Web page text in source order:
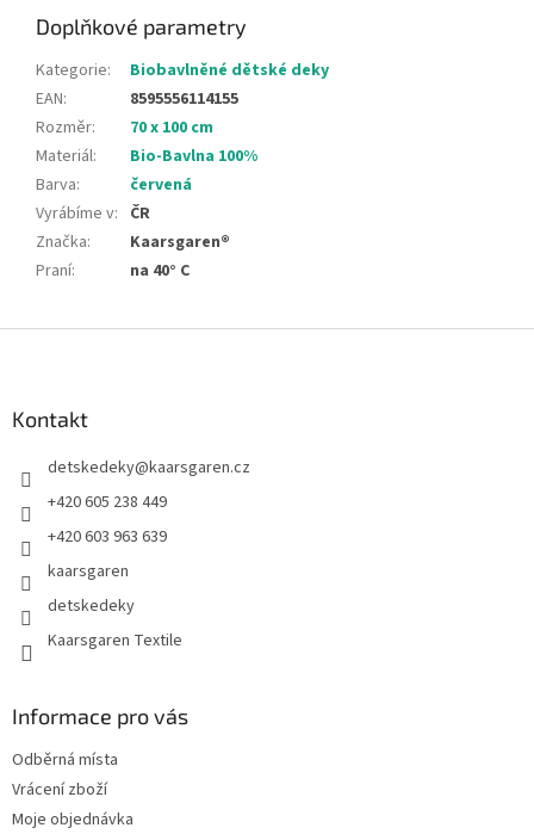
Doplňkové parametry
Kategorie:
Biobavlněné dětské deky
EAN:
8595556114155
Rozměr:
70 x 100 cm
Materiál:
Bio-Bavlna 100%
Barva:
červená
Vyrábíme v: ČR
Značka:
Kaarsgaren®
Praní: na 40° C
Kontakt
detskedeky@kaarsgaren.cz
+420 605 238 449
+420 603 963 639
kaarsgaren
detskedeky
Kaarsgaren Textile
Informace pro vás
Odběrná místa
Vrácení zboží
Moje objednávka